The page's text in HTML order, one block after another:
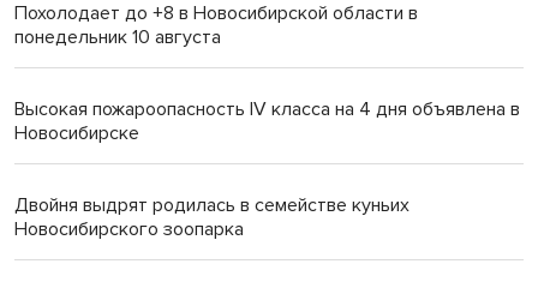
Похолодает до +8 в Новосибирской области в
понедельник 10 августа
Высокая пожароопасность IV класса на 4 дня объявлена в
Новосибирске
Двойня выдрят родилась в семействе куньих
Новосибирского зоопарка